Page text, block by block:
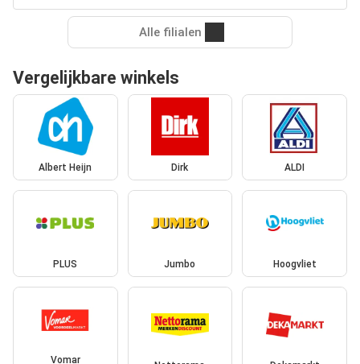
Alle filialen
Vergelijkbare winkels
Albert Heijn Dirk ALDI
PLUS Jumbo Hoogvliet
Vomar